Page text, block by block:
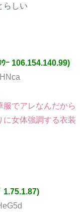
らしい
ｰ 106.154.140.99)
でアレなんだから
に女体強調する衣装
1.75.1.87)